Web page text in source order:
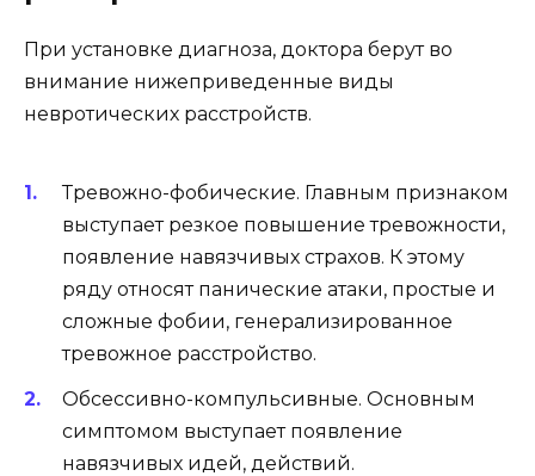
При установке диагноза, доктора берут во
внимание нижеприведенные виды
невротических расстройств.
Тревожно-фобические. Главным признаком
выступает резкое повышение тревожности,
появление навязчивых страхов. К этому
ряду относят панические атаки, простые и
сложные фобии, генерализированное
тревожное расстройство.
Обсессивно-компульсивные. Основным
симптомом выступает появление
навязчивых идей, действий.